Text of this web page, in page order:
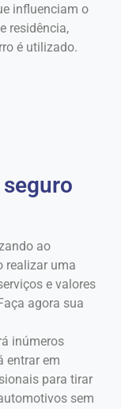
influenciam o
residência,
é utilizado.
ao
realizar uma
e valores
agora sua
inúmeros
entrar em
para tirar
sem